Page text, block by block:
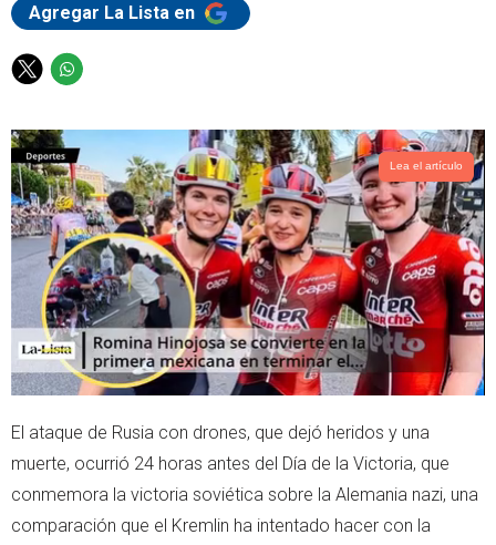
Agregar La Lista en
T
i
t
t
e
r
W
a
t
s
a
p
p
Lea el artículo
El ataque de Rusia con drones, que dejó heridos y una
muerte, ocurrió 24 horas antes del Día de la Victoria, que
conmemora la victoria soviética sobre la Alemania nazi, una
comparación que el Kremlin ha intentado hacer con la